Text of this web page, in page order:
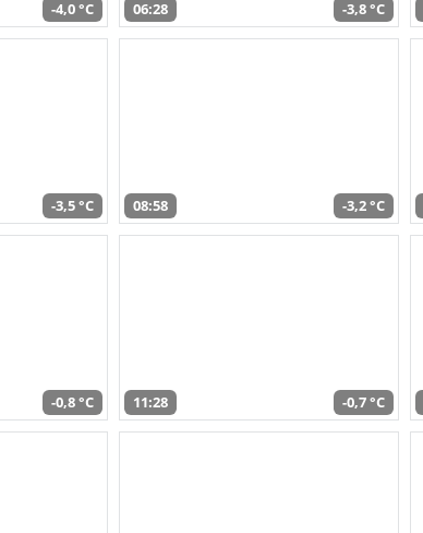
-4,0 °C 06:28 -3,8 °C
-3,5 °C 08:58 -3,2 °C
-0,8 °C 11:28 -0,7 °C